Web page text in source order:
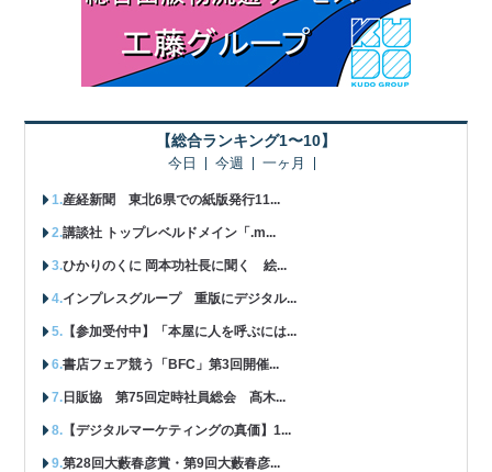
【総合ランキング1〜10】
今日 今週 一ヶ月
産経新聞 東北6県での紙版発行11...
講談社 トップレベルドメイン「.m...
ひかりのくに 岡本功社長に聞く 絵...
インプレスグループ 重版にデジタル...
【参加受付中】「本屋に人を呼ぶには...
書店フェア競う「BFC」第3回開催...
日販協 第75回定時社員総会 髙木...
【デジタルマーケティングの真価】1...
第28回大藪春彦賞・第9回大藪春彦...